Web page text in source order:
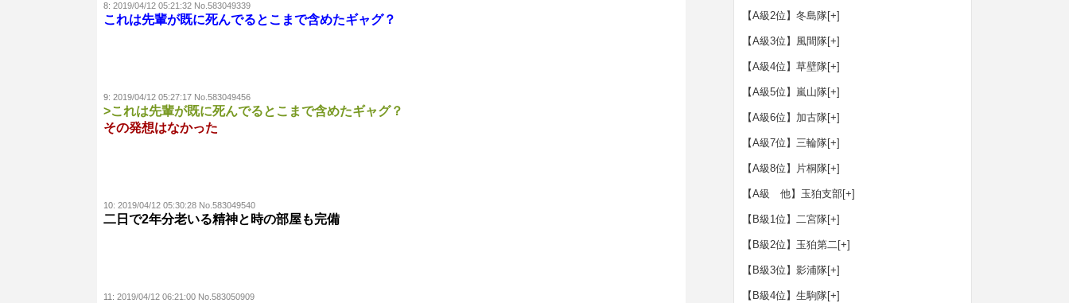
8: 2019/04/12 05:21:32 No.583049339
これは先輩が既に死んでるとこまで含めたギャグ？
9: 2019/04/12 05:27:17 No.583049456
>これは先輩が既に死んでるとこまで含めたギャグ？
その発想はなかった
10: 2019/04/12 05:30:28 No.583049540
二日で2年分老いる精神と時の部屋も完備
11: 2019/04/12 06:21:00 No.583050909
【A級2位】冬島隊[+]
【A級3位】風間隊[+]
【A級4位】草壁隊[+]
【A級5位】嵐山隊[+]
【A級6位】加古隊[+]
【A級7位】三輪隊[+]
【A級8位】片桐隊[+]
【A級 他】玉狛支部[+]
【B級1位】二宮隊[+]
【B級2位】玉狛第二[+]
【B級3位】影浦隊[+]
【B級4位】生駒隊[+]